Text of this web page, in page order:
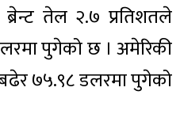
तेल २.७ प्रतिशतले
पुगेको छ । अमेरिकी
७५.९८ डलरमा पुगेको